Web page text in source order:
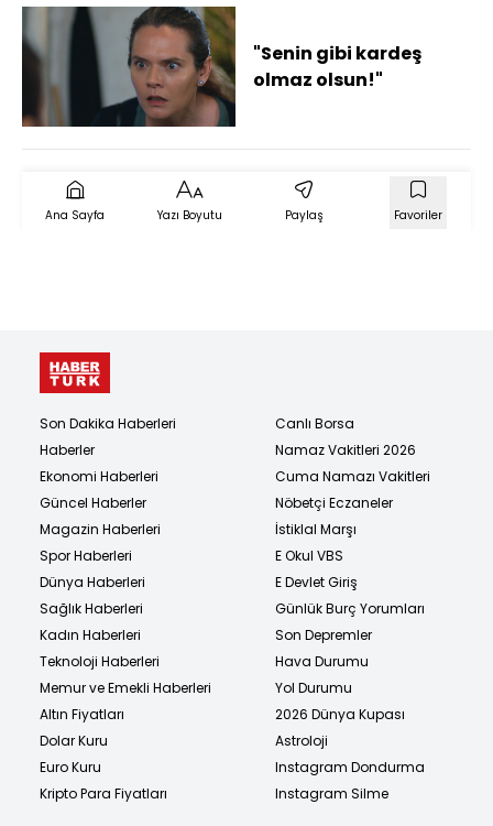
"Senin gibi kardeş
olmaz olsun!"
Ana Sayfa Yazı Boyutu Paylaş Favoriler
Son Dakika Haberleri
Haberler
Ekonomi Haberleri
Güncel Haberler
Magazin Haberleri
Spor Haberleri
Dünya Haberleri
Sağlık Haberleri
Kadın Haberleri
Teknoloji Haberleri
Memur ve Emekli Haberleri
Altın Fiyatları
Dolar Kuru
Euro Kuru
Kripto Para Fiyatları
Canlı Borsa
Namaz Vakitleri 2026
Cuma Namazı Vakitleri
Nöbetçi Eczaneler
İstiklal Marşı
E Okul VBS
E Devlet Giriş
Günlük Burç Yorumları
Son Depremler
Hava Durumu
Yol Durumu
2026 Dünya Kupası
Astroloji
Instagram Dondurma
Instagram Silme